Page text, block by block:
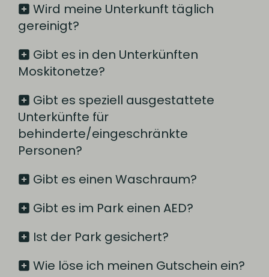
Wird meine Unterkunft täglich
gereinigt?
Gibt es in den Unterkünften
Moskitonetze?
Gibt es speziell ausgestattete
Unterkünfte für
behinderte/eingeschränkte
Personen?
Gibt es einen Waschraum?
Gibt es im Park einen AED?
Ist der Park gesichert?
Wie löse ich meinen Gutschein ein?